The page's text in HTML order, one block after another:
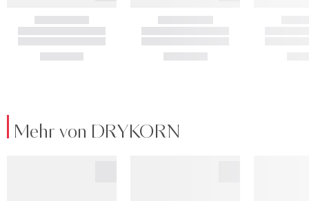
Mehr von DRYKORN